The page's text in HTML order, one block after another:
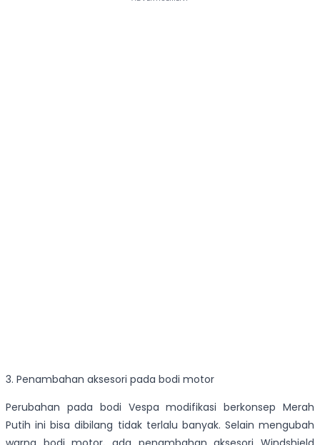
3. Penambahan aksesori pada bodi motor
Perubahan pada bodi Vespa modifikasi berkonsep Merah
Putih ini bisa dibilang tidak terlalu banyak. Selain mengubah